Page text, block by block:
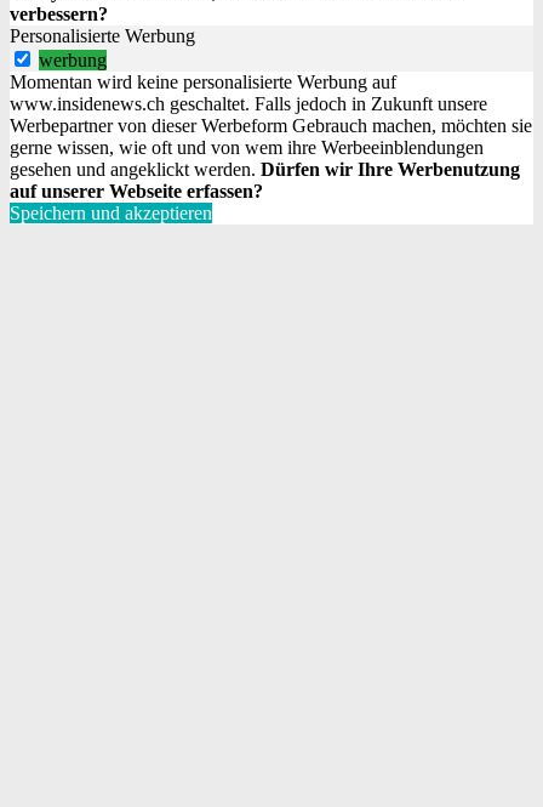
verbessern?
Personalisierte Werbung
werbung
Momentan wird keine personalisierte Werbung auf
www.insidenews.ch geschaltet. Falls jedoch in Zukunft unsere
Werbepartner von dieser Werbeform Gebrauch machen, möchten sie
gerne wissen, wie oft und von wem ihre Werbeeinblendungen
gesehen und angeklickt werden. Dürfen wir Ihre Werbenutzung
auf unserer Webseite erfassen?
Speichern und akzeptieren